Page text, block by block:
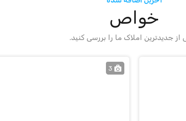
خواص
از جدیدترین املاک ما را بررسی کنید.
3